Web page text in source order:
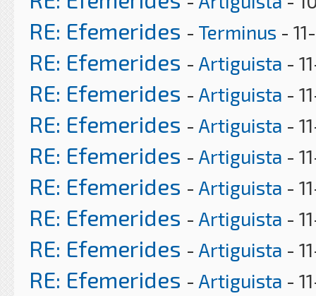
RE: Efemerides - Terminus -
RE: Efemerides - Artiguista -
RE: Efemerides - Artiguista -
RE: Efemerides - Artiguista -
RE: Efemerides - Artiguista -
RE: Efemerides - Artiguista -
RE: Efemerides - Artiguista -
RE: Efemerides - Artiguista -
RE: Efemerides - Artiguista -